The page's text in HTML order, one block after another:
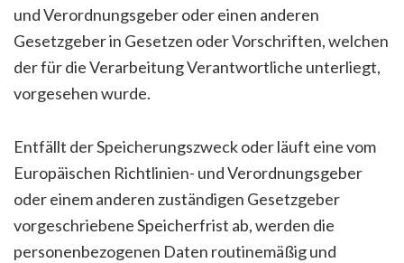
und Verordnungsgeber oder einen anderen
Gesetzgeber in Gesetzen oder Vorschriften, welchen
der für die Verarbeitung Verantwortliche unterliegt,
vorgesehen wurde.
Entfällt der Speicherungszweck oder läuft eine vom
Europäischen Richtlinien- und Verordnungsgeber
oder einem anderen zuständigen Gesetzgeber
vorgeschriebene Speicherfrist ab, werden die
personenbezogenen Daten routinemäßig und